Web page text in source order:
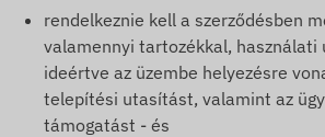
rendelkeznie kell a szerződésben
valamennyi tartozékkal,
ideértve az üzembe helyezésre
telepítési utasítást, valamint az
támogatást - és